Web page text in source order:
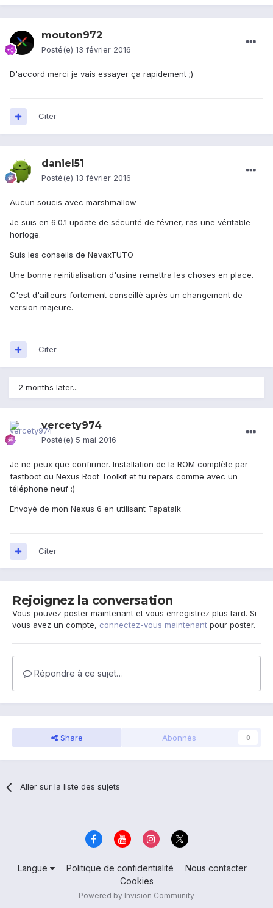
mouton972
Posté(e) 13 février 2016
D'accord merci je vais essayer ça rapidement ;)
Citer
daniel51
Posté(e) 13 février 2016
Aucun soucis avec marshmallow
Je suis en 6.0.1 update de sécurité de février, ras une véritable
horloge.
Suis les conseils de NevaxTUTO
Une bonne reinitialisation d'usine remettra les choses en place.
C'est d'ailleurs fortement conseillé après un changement de
version majeure.
Citer
2 months later...
vercety974
Posté(e) 5 mai 2016
Je ne peux que confirmer. Installation de la ROM complète par
fastboot ou Nexus Root Toolkit et tu repars comme avec un
téléphone neuf :)
Envoyé de mon Nexus 6 en utilisant Tapatalk
Citer
Rejoignez la conversation
Vous pouvez poster maintenant et vous enregistrez plus tard. Si
vous avez un compte, connectez-vous maintenant pour poster.
Répondre à ce sujet…
Share Abonnés 0
Aller sur la liste des sujets
Langue Politique de confidentialité
Nous contacter
Cookies
Powered by Invision Community